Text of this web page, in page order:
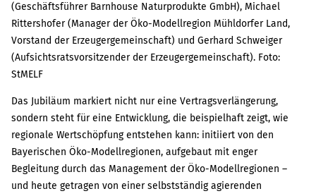
(Geschäftsführer Barnhouse Naturprodukte GmbH), Michael
Rittershofer (Manager der Öko-Modellregion Mühldorfer Land,
Vorstand der Erzeugergemeinschaft) und Gerhard Schweiger
(Aufsichtsratsvorsitzender der Erzeugergemeinschaft). Foto:
StMELF
Das Jubiläum markiert nicht nur eine Vertragsverlängerung,
sondern steht für eine Entwicklung, die beispielhaft zeigt, wie
regionale Wertschöpfung entstehen kann: initiiert von den
Bayerischen Öko-Modellregionen, aufgebaut mit enger
Begleitung durch das Management der Öko-Modellregionen –
und heute getragen von einer selbstständig agierenden